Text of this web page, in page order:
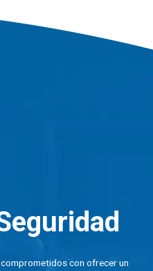
con ofrecer un